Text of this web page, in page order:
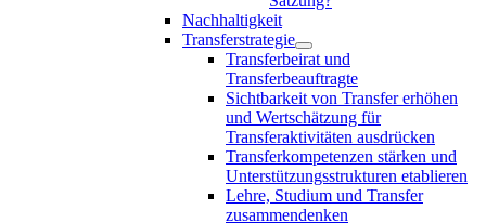
Nachhaltigkeit
Transferstrategie
Transferbeirat und
Transferbeauftragte
Sichtbarkeit von Transfer erhöhen
und Wertschätzung für
Transferaktivitäten ausdrücken
Transferkompetenzen stärken und
Unterstützungsstrukturen etablieren
Lehre, Studium und Transfer
zusammendenken